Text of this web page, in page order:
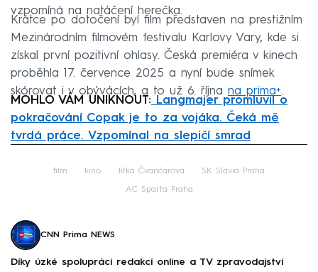
vzpomíná na natáčení herečka.
Krátce po dotočení byl film představen na prestižním
Mezinárodním filmovém festivalu Karlovy Vary, kde si
získal první pozitivní ohlasy. Česká premiéra v kinech
proběhla 17. července 2025 a nyní bude snímek
skórovat i v obývácích, a to už 6. října na prima+.
MOHLO VÁM UNIKNOUT: Langmajer promluvil o
pokračování Copak je to za vojáka. Čeká mě
tvrdá práce. Vzpomínal na slepičí smrad
film kino Jitka Čvančarová SK Slavia Praha
AC Sparta Praha
CNN Prima NEWS
Díky úzké spolupráci redakcí online a TV zpravodajství